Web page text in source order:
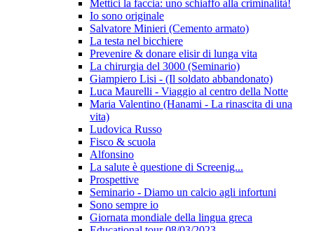
Mettici la faccia: uno schiaffo alla criminalità!
Io sono originale
Salvatore Minieri (Cemento armato)
La testa nel bicchiere
Prevenire & donare elisir di lunga vita
La chirurgia del 3000 (Seminario)
Giampiero Lisi - (Il soldato abbandonato)
Luca Maurelli - Viaggio al centro della Notte
Maria Valentino (Hanami - La rinascita di una
vita)
Ludovica Russo
Fisco & scuola
Alfonsino
La salute è questione di Screenig...
Prospettive
Seminario - Diamo un calcio agli infortuni
Sono sempre io
Giornata mondiale della lingua greca